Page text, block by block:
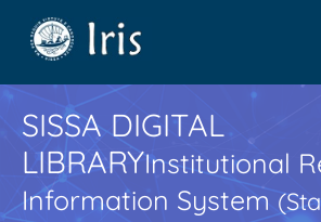
SISSA DIGITAL
LIBRARYInstitutional
Information System